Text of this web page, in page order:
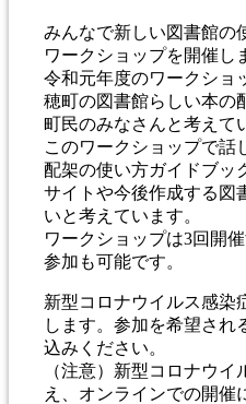
みんなで新しい図書館の
ワークショップを開催し
令和元年度のワークショ
穂町の図書館らしい本の
町民のみなさんと考えて
このワークショップで話
配架の使い方ガイドブッ
サイトや今後作成する図
いと考えています。
ワークショップは3回開
参加も可能です。
新型コロナウイルス感染
します。参加を希望され
込みください。
（注意）新型コロナウイ
え、オンラインでの開催